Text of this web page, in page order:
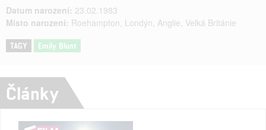
Datum narození: 23.02.1983
Místo narození: Roehampton, Londýn, Anglie, Velká Británie
TAGY Emily Blunt
Články